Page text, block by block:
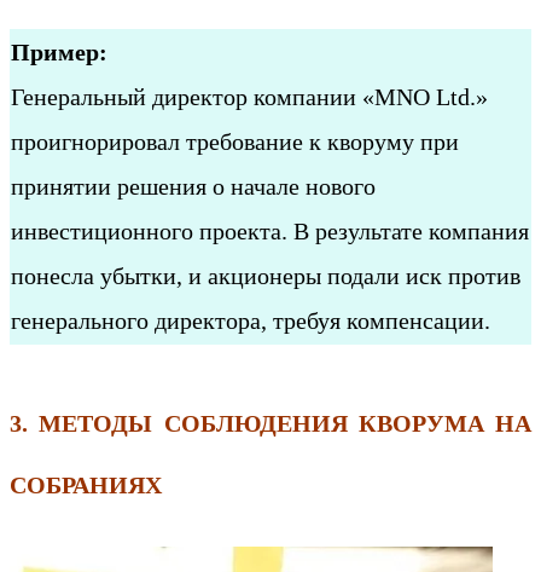
Пример:
Генеральный директор компании «MNO Ltd.»
проигнорировал требование к кворуму при
принятии решения о начале нового
инвестиционного проекта. В результате компания
понесла убытки, и акционеры подали иск против
генерального директора, требуя компенсации.
3. МЕТОДЫ СОБЛЮДЕНИЯ КВОРУМА НА
СОБРАНИЯХ